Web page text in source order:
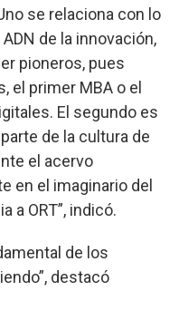
se relaciona con lo
de la innovación,
pioneros, pues
el primer MBA o el
El segundo es
de la cultura de
el acervo
en el imaginario del
a ORT”, indicó.
de los
destacó